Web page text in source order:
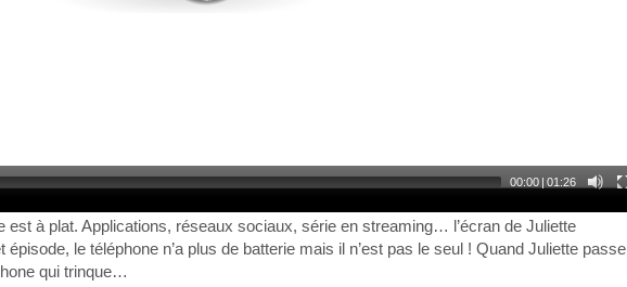
00:00 | 01:26
est à plat. Applications, réseaux sociaux, série en streaming… l’écran de Juliette
le téléphone n’a plus de batterie mais il n’est pas le seul ! Quand Juliette passe
qui trinque…